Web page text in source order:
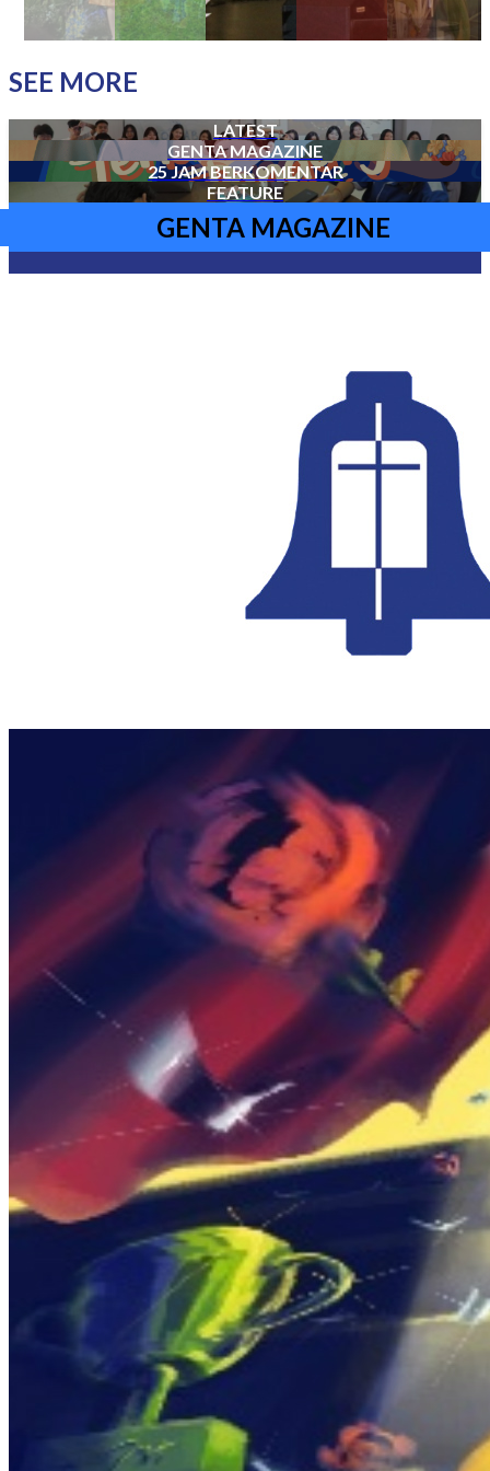
SEE MORE
LATEST
GENTA MAGAZINE
25 JAM BERKOMENTAR
FEATURE
GENTA MAGAZINE